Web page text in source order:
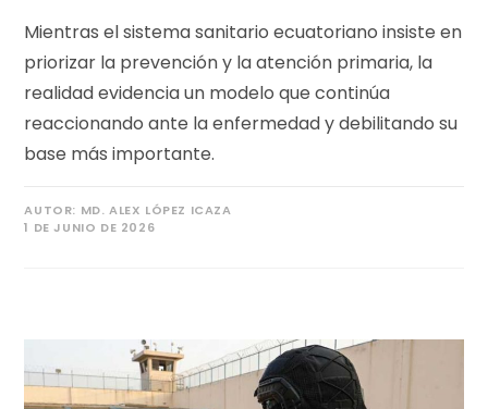
Mientras el sistema sanitario ecuatoriano insiste en
priorizar la prevención y la atención primaria, la
realidad evidencia un modelo que continúa
reaccionando ante la enfermedad y debilitando su
base más importante.
AUTOR: MD. ALEX LÓPEZ ICAZA
1 DE JUNIO DE 2026